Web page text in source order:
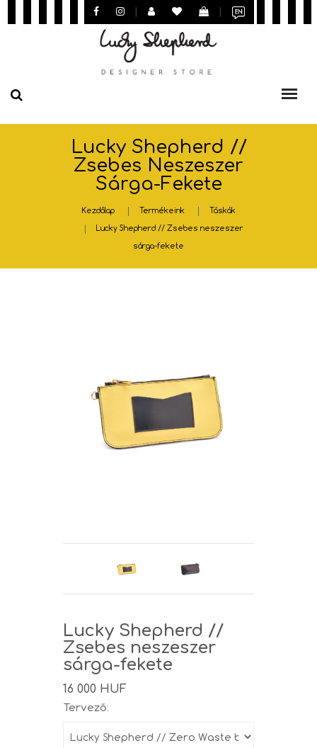
| |
Lucky Shepherd //
Zsebes Neszeszer
Sárga-Fekete
Kezdőlap Termékeink
Táskák
Lucky Shepherd // Zsebes neszeszer
sárga-fekete
Lucky Shepherd //
Zsebes neszeszer
sárga-fekete
16 000 HUF
Tervező: